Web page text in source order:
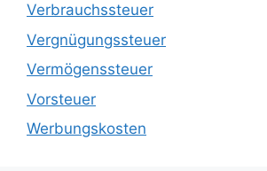
Verbrauchssteuer
Vergnügungssteuer
Vermögenssteuer
Vorsteuer
Werbungskosten